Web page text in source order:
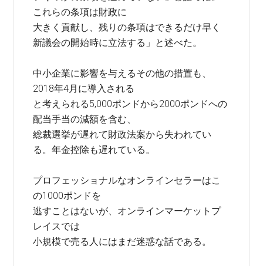
これらの条項は財政に
大きく貢献し、残りの条項はできるだけ早く
新議会の開始時に立法する」と述べた。
中小企業に影響を与えるその他の措置も、
2018年4月に導入される
と考えられる5,000ポンドから2000ポンドへの
配当手当の減額を含む、
総裁選挙が遅れて財政法案から失われてい
る。年金控除も遅れている。
プロフェッショナルなオンラインセラーはこ
の1000ポンドを
逃すことはないが、オンラインマーケットプ
レイスでは
小規模で売る人にはまだ迷惑な話である。